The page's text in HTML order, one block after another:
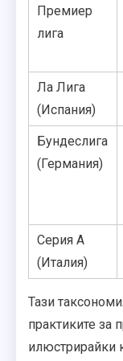
Премиер
лига
Ла Лига
(Испания)
Бундеслига
(Германия)
Серия А
(Италия)
Тази
практиките за
илюстрирайки